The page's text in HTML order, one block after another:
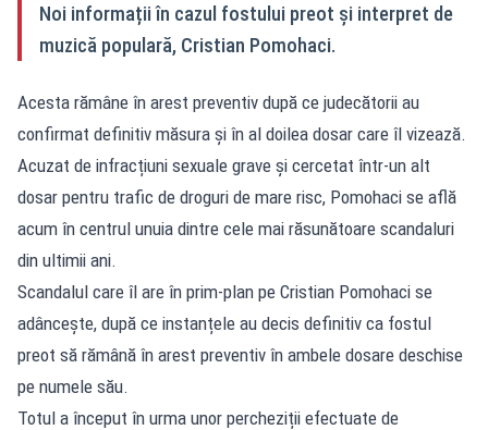
Noi informații în cazul fostului preot și interpret de
muzică populară, Cristian Pomohaci.
Acesta rămâne în arest preventiv după ce judecătorii au
confirmat definitiv măsura și în al doilea dosar care îl vizează.
Acuzat de infracțiuni sexuale grave și cercetat într-un alt
dosar pentru trafic de droguri de mare risc, Pomohaci se află
acum în centrul unuia dintre cele mai răsunătoare scandaluri
din ultimii ani.
Scandalul care îl are în prim-plan pe Cristian Pomohaci se
adâncește, după ce instanțele au decis definitiv ca fostul
preot să rămână în arest preventiv în ambele dosare deschise
pe numele său.
Totul a început în urma unor percheziții efectuate de